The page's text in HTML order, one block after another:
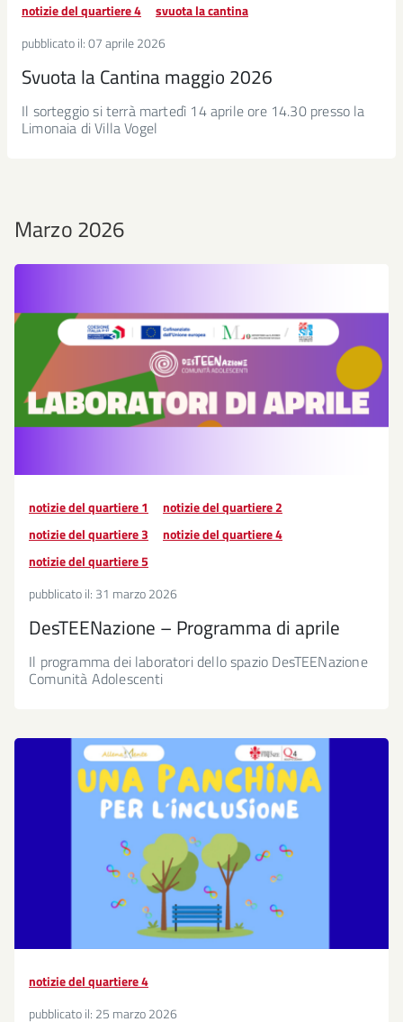
notizie del quartiere 4
svuota la cantina
pubblicato il:07 aprile 2026
Svuota la Cantina maggio 2026
Il sorteggio si terrà martedì 14 aprile ore 14.30 presso la
Limonaia di Villa Vogel
Marzo 2026
notizie del quartiere 1
notizie del quartiere 2
notizie del quartiere 3
notizie del quartiere 4
notizie del quartiere 5
pubblicato il: 31 marzo 2026
DesTEENazione – Programma di aprile
Il programma dei laboratori dello spazio DesTEENazione
Comunità Adolescenti
notizie del quartiere 4
pubblicato il: 25 marzo 2026